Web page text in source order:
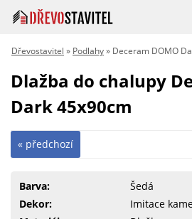
Dřevostavitel » Podlahy» Deceram DOMO
Dlažba do chalupy
Dark 45x90cm
« předchozí
Barva:
Šedá
Dekor:
Imitace